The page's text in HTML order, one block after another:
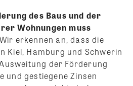
des Baus und der
Wohnungen muss
Wir erkennen an, dass die
Kiel, Hamburg und Schwerin
der Förderung
und gestiegene Zinsen